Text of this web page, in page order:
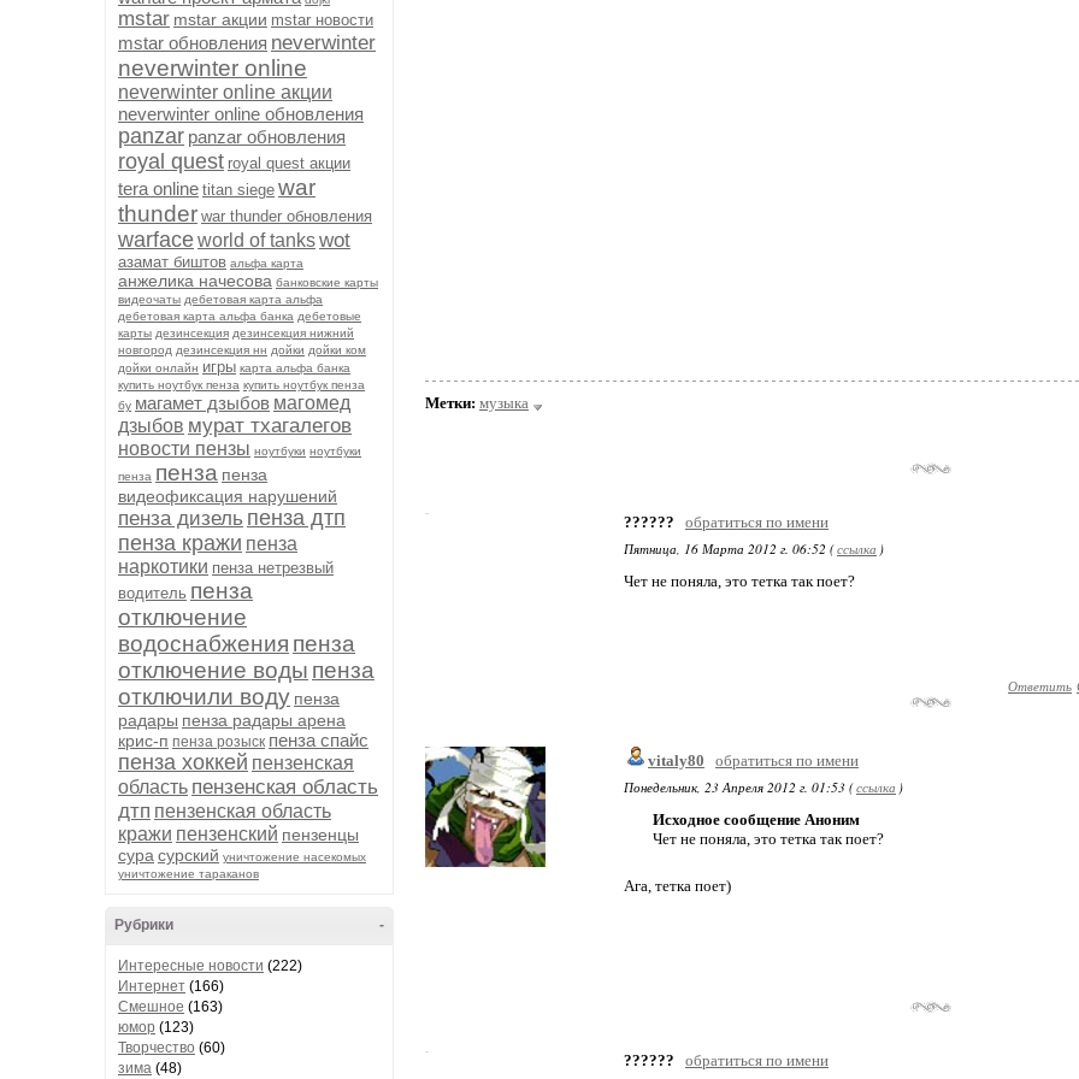
mstar mstar акции mstar новости
mstar обновления neverwinter
neverwinter online
neverwinter online акции
neverwinter online обновления
panzar panzar обновления
royal quest royal quest акции
tera online titan siege war
thunder war thunder обновления
warfaceworld of tankswot
азамат биштов альфа карта
анжелика начесова банковские карты
видеочаты дебетовая карта альфа
дебетовая карта альфа банка дебетовые
карты дезинсекция дезинсекция нижний
новгород дезинсекция нн дойки дойки ком
дойки онлайн игры карта альфа банка
купить ноутбук пенза купить ноутбук пенза
бу магамет дзыбов магомед
дзыбов мурат тхагалегов
новости пензы ноутбуки ноутбуки
пенза пенза пенза
видеофиксация нарушений
пенза дизель пенза дтп
пенза кражи пенза
наркотики пенза нетрезвый
водитель пенза
отключение
водоснабжения пенза
отключение воды пенза
отключили воду пенза
радары пенза радары арена
крис-п пенза розыск пенза спайс
пенза хоккей пензенская
область пензенская область
дтп пензенская область
кражи пензенский пензенцы
сура сурский уничтожение насекомых
уничтожение тараканов
-
Рубрики
Интересные новости (222)
Интернет (166)
Смешное (163)
юмор (123)
Творчество (60)
зима (48)
Метки: музыка
??????
обратиться по имени
Пятница, 16 Марта 2012 г. 06:52 (ссылка )
Чет не поняла, это тетка так поет?
Ответить
vitaly80
обратиться по имени
Понедельник, 23 Апреля 2012 г. 01:53 (ссылка )
Исходное сообщение Аноним
Чет не поняла, это тетка так поет?
Ага, тетка поет)
??????
обратиться по имени